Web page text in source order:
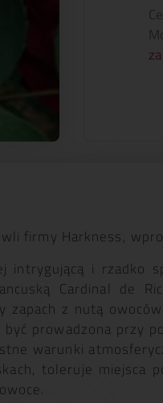
firmy Harkness,
intrygującą i rzadko
Cardinal de
z nutą
prowadzona przy
warunki
toleruje miejsca